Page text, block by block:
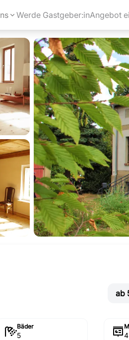
Werde Gastgeber:inAngebot
ab
Bäder
5 4